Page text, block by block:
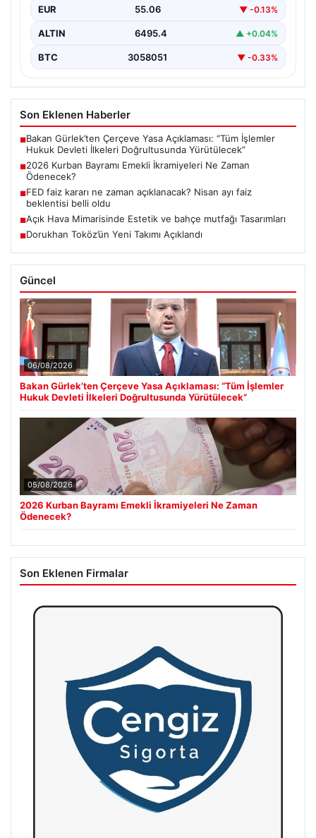
EUR 55.06 ▼ -0.13%
ALTIN 6495.4 ▲ +0.04%
BTC 3058051 ▼ -0.33%
Son Eklenen Haberler
■Bakan Gürlek’ten Çerçeve Yasa Açıklaması: “Tüm İşlemler
Hukuk Devleti İlkeleri Doğrultusunda Yürütülecek”
■2026 Kurban Bayramı Emekli İkramiyeleri Ne Zaman
Ödenecek?
■FED faiz kararı ne zaman açıklanacak? Nisan ayı faiz
beklentisi belli oldu
■Açık Hava Mimarisinde Estetik ve bahçe mutfağı Tasarımları
■Dorukhan Toköz’ün Yeni Takımı Açıklandı
Güncel
06/08/2026
Bakan Gürlek’ten Çerçeve Yasa Açıklaması: “Tüm İşlemler
Hukuk Devleti İlkeleri Doğrultusunda Yürütülecek”
05/08/2026
2026 Kurban Bayramı Emekli İkramiyeleri Ne Zaman
Ödenecek?
Son Eklenen Firmalar